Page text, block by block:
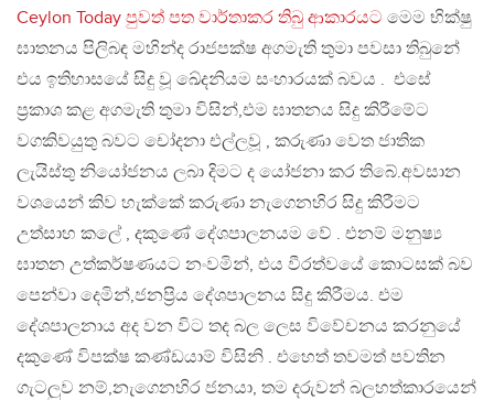
Ceylon Today පුවත් පත වාර්තාකර තිබු ආකාරයට මෙම භික්ෂු
ඝාතනය පිලිබඳ මහින්ද රාජපක්ෂ අගමැති තුමා පවසා තිබුනේ
එය ඉතිහාසයේ සිදු වූ ඛේදනියම සංහාරයක් බවය . එසේ
ප්‍රකාශ කළ අගමැති තුමා විසින්,එම ඝාතනය සිදු කිරීමේට
වගකිවයුතු බවට චෝදනා එල්ලවූ , කරුණා වෙත ජාතික
ලැයිස්තු නියෝජනය ලබා දිමට ද යෝජනා කර තිබේ.අවසාන
වශයෙන් කිව හැක්කේ කරුණා නැගෙනහිර සිදු කිරීමට
උත්සාහ කලේ , දකුණේ දේශපාලනයම වේ . එනම් මනුෂ්‍ය
ඝාතන උත්කර්ෂණයට නංවමින්, එය වීරත්වයේ කොටසක් බව
පෙන්වා දෙමින්,ජනප්‍රිය දේශපාලනය සිදු කිරීමය. එම
දේශපාලනාය අද වන විට තද බල ලෙස විවේචනය කරනුයේ
දකුණේ විපක්ෂ කණ්ඩයාම් විසිනි . එහෙත් තවමත් පවතින
ගැටලුව නම්,නැගෙනහිර ජනයා, තම දරුවන් බලහත්කාරයෙන්